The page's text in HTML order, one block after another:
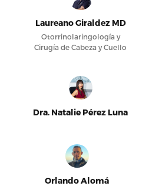
Laureano Giraldez MD
Otorrinolaringología y
Cirugía de Cabeza y Cuello
Dra. Natalie Pérez Luna
Orlando Alomá